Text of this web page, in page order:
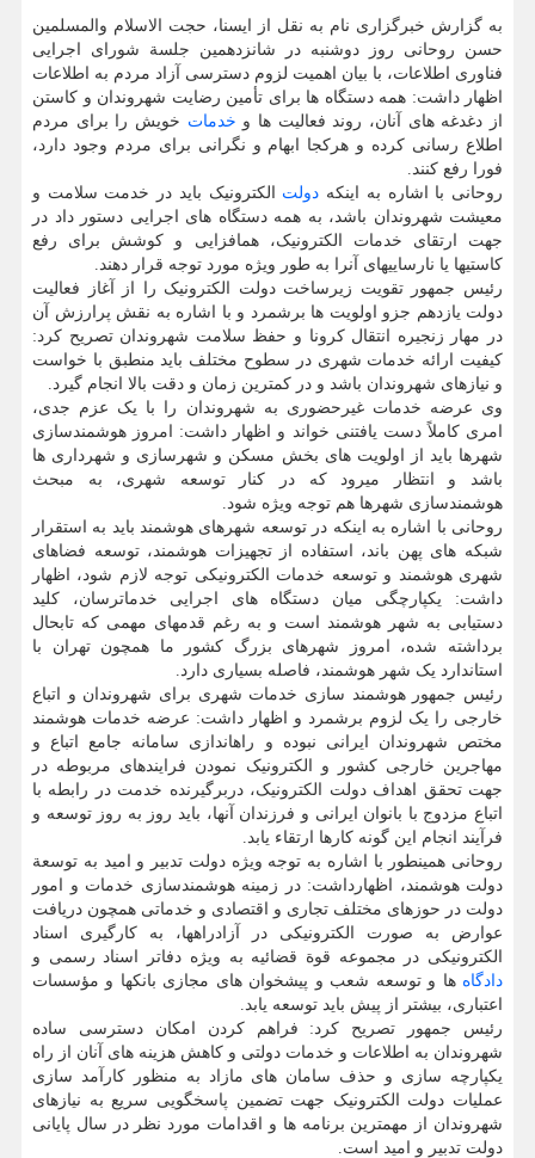
به گزارش خبرگزاری نام به نقل از ایسنا، حجت الاسلام والمسلمین
حسن روحانی روز دوشنبه در شانزدهمین جلسة شورای اجرایی
فناوری اطلاعات، با بیان اهمیت لزوم دسترسی آزاد مردم به اطلاعات
اظهار داشت: همه دستگاه ‏ها برای تأمین رضایت شهروندان و کاستن
از دغدغه ‏های آنان، روند فعالیت ‏ها و خدمات خویش را برای مردم
اطلاع‏ رسانی کرده و هرکجا ابهام و نگرانی برای مردم وجود دارد،
فورا رفع کنند.
روحانی با اشاره به اینکه دولت الکترونیک باید در خدمت سلامت و
معیشت شهروندان باشد، به همه دستگاه های اجرایی دستور داد در
جهت ارتقای خدمات الکترونیک، هم‏افزایی و کوشش برای رفع
کاستی‏ها یا نارسایی‏های آنرا به طور ویژه مورد توجه قرار دهند.
رئیس جمهور تقویت زیرساخت دولت الکترونیک را از آغاز فعالیت
دولت یازدهم جزو اولویت ها برشمرد و با اشاره به نقش پرارزش آن
در مهار زنجیره انتقال کرونا و حفظ سلامت شهروندان تصریح کرد:
کیفیت ارائه خدمات شهری در سطوح مختلف باید منطبق با خواست
و نیازهای شهروندان باشد و در کمترین زمان و دقت بالا انجام گیرد.
وی عرضه خدمات غیرحضوری به شهروندان را با یک عزم جدی،
امری کاملاً دست‏ یافتنی خواند و اظهار داشت: امروز هوشمندسازی
شهرها باید از اولویت‏ های بخش مسکن و شهرسازی و شهرداری‏ ها
باشد و انتظار می‏رود که در کنار توسعه شهری، به مبحث
هوشمندسازی شهرها هم توجه ویژه شود.
روحانی با اشاره به اینکه در توسعه شهرهای هوشمند باید به استقرار
شبکه‏ های پهن باند، استفاده از تجهیزات هوشمند، توسعه فضاهای
شهری هوشمند و توسعه خدمات الکترونیکی توجه لازم شود، اظهار
داشت: یکپارچگی میان دستگاه‏ های اجرایی خدمات‏رسان، کلید
دستیابی به شهر هوشمند است و به رغم قدمهای مهمی که تابحال
برداشته شده، امروز شهرهای بزرگ کشور ما همچون تهران با
استاندارد یک شهر هوشمند، فاصله بسیاری دارد.
رئیس جمهور هوشمند سازی خدمات شهری برای شهروندان و اتباع
خارجی را یک لزوم برشمرد و اظهار داشت: عرضه خدمات هوشمند
مختص شهروندان ایرانی نبوده و راه‏اندازی سامانه جامع اتباع و
مهاجرین خارجی کشور و الکترونیک نمودن فرایندهای مربوطه در
جهت تحقق اهداف دولت الکترونیک، دربرگیرنده خدمت در رابطه با
اتباع مزدوج با بانوان ایرانی و فرزندان آنها، باید روز به‏ روز توسعه و
فرآیند انجام این گونه کارها ارتقاء یابد.
روحانی همینطور با اشاره به توجه ویژه دولت تدبیر و امید به توسعة
دولت هوشمند، اظهارداشت: در زمینه هوشمندسازی خدمات و امور
دولت در حوزهای مختلف تجاری و اقتصادی و خدماتی همچون دریافت
عوارض به صورت الکترونیکی در آزادراه‏ها، به کارگیری اسناد
الکترونیکی در مجموعه قوة قضائیه به ‏ویژه دفاتر اسناد رسمی و
دادگاه ها و توسعه شعب و پیش‏خوان‏ های مجازی بانک‏ها و مؤسسات
اعتباری، بیشتر از پیش باید توسعه یابد.
رئیس جمهور تصریح کرد: فراهم کردن امکان دسترسی ساده
شهروندان به اطلاعات و خدمات دولتی و کاهش هزینه‏ های آنان از راه
یکپارچه‏ سازی و حذف سامان های مازاد به منظور کارآمد سازی
عملیات دولت الکترونیک جهت تضمین پاسخگویی سریع به نیازهای
شهروندان از مهمترین برنامه‏ ها و اقدامات مورد نظر در سال پایانی
دولت تدبیر و امید است.